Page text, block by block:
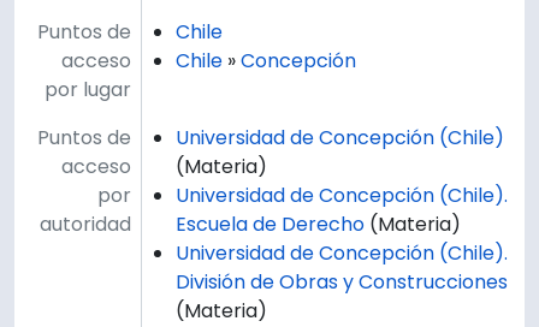
Puntos de
acceso
por lugar
Chile
Chile »Concepción
Puntos de
acceso
por
autoridad
Universidad de Concepción (Chile)
(Materia)
Universidad de Concepción (Chile).
Escuela de Derecho (Materia)
Universidad de Concepción (Chile).
División de Obras y Construcciones
(Materia)